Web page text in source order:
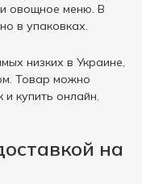
овощное меню. В
в упаковках.
низких в Украине,
Товар можно
и купить онлайн.
на